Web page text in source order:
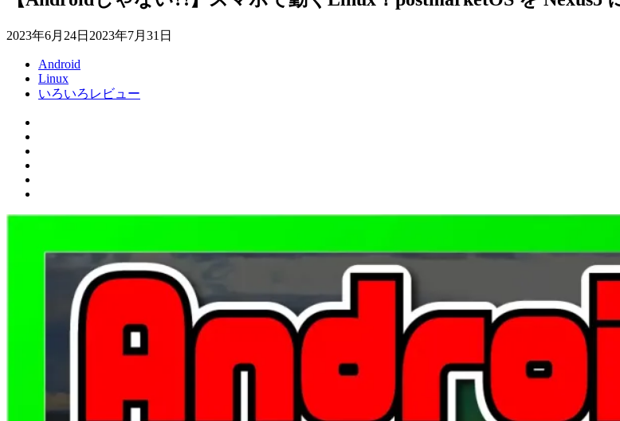
2023年6月24日 2023年7月31日
Android
Linux
いろいろレビュー